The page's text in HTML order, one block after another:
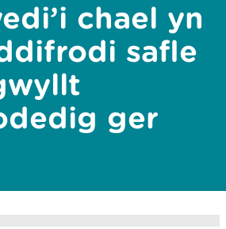
chael yn
safle
ger